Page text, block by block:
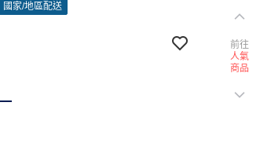
國家/地區配送
前往
人氣
商品